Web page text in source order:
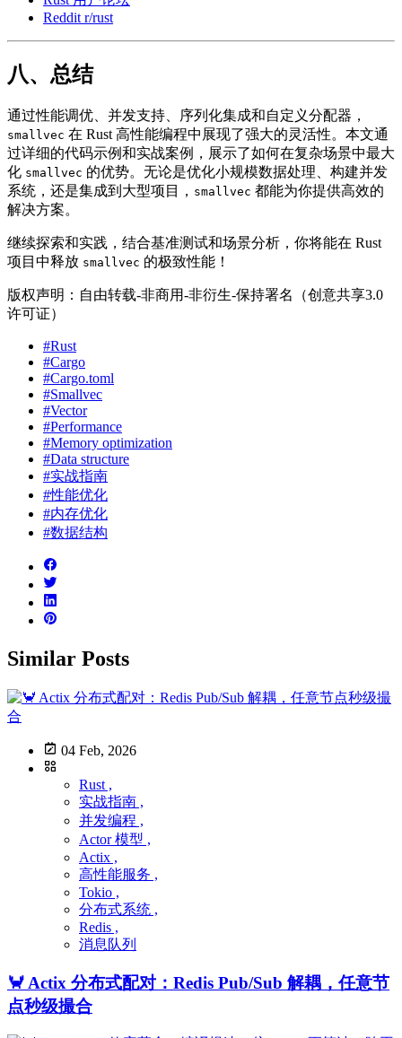
Reddit r/rust
八、总结
通过性能调优、并发支持、序列化集成和自定义分配器，
smallvec 在 Rust 高性能编程中展现了强大的灵活性。本文通
过详细的代码示例和实战案例，展示了如何在复杂场景中最大
化 smallvec 的优势。无论是优化小规模数据处理、构建并发
系统，还是集成到大型项目， smallvec 都能为你提供高效的
解决方案。
继续探索和实践，结合基准测试和场景分析，你将能在 Rust
项目中释放 smallvec 的极致性能！
版权声明：自由转载-非商用-非衍生-保持署名（创意共享3.0
许可证）
#Rust
#Cargo
#Cargo.toml
#Smallvec
#Vector
#Performance
#Memory optimization
#Data structure
#实战指南
#性能优化
#内存优化
#数据结构
Similar Posts
04 Feb, 2026
Rust ,
实战指南 ,
并发编程 ,
Actor 模型 ,
Actix ,
高性能服务 ,
Tokio ,
分布式系统 ,
Redis ,
消息队列
🦀 Actix 分布式配对：Redis Pub/Sub 解耦，任意节
点秒级撮合